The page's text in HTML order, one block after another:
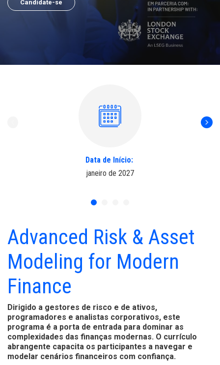
Candidate-se
Data de Início:
janeiro de 2027
Advanced Risk & Asset
Modeling for Modern
Finance
Dirigido a gestores de risco e de ativos,
programadores e analistas corporativos, este
programa é a porta de entrada para dominar as
complexidades das finanças modernas. O currículo
abrangente capacita os participantes a navegar e
modelar cenários financeiros com confiança.